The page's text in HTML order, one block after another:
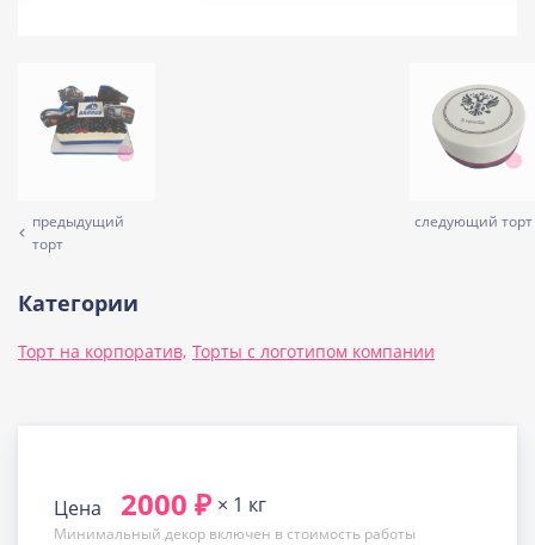
предыдущий
торт
следующий торт
Категории
Торт на корпоратив, Торты с логотипом компании
Цена 2000 ₽ × 1 кг
Минимальный декор включен в стоимость работы